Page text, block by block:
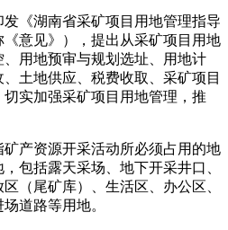
《湖南省采矿项目用地管理指导
意见》），提出从采矿项目用地
用地预审与规划选址、用地计
土地供应、税费收取、采矿项目
实加强采矿项目用地管理，推
产资源开采活动所必须占用的地
包括露天采场、地下开采井口、
（尾矿库）、生活区、办公区、
道路等用地。